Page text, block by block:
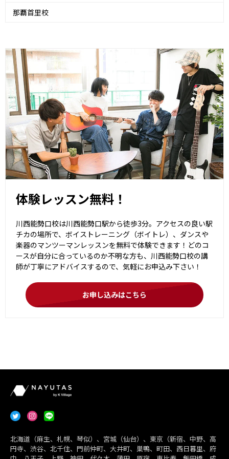
那覇首里校
体験レッスン無料！
川西能勢口校は川西能勢口駅から徒歩3分。アクセスの良い駅
チカの場所で、ボイストレーニング（ボイトレ）、ダンスや
楽器のマンツーマンレッスンを無料で体験できます！どのコ
ースが自分に合っているのか不明な方も、川西能勢口校の講
師が丁寧にアドバイスするので、気軽にお申込み下さい！
お申し込みはこちら
北海道（麻生、札幌、琴似）、宮城（仙台）、東京（新宿、中野、高
円寺、渋谷、北千住、門前仲町、大井町、巣鴨、町田、西日暮里、府